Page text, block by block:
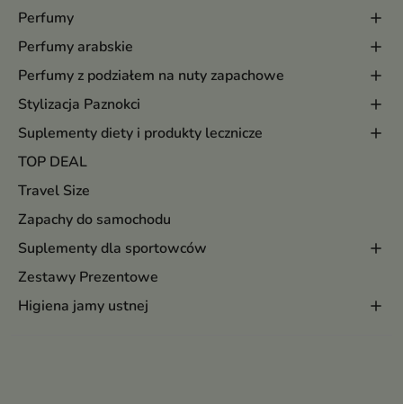
Perfumy
Perfumy arabskie
Perfumy z podziałem na nuty zapachowe
Stylizacja Paznokci
Suplementy diety i produkty lecznicze
TOP DEAL
Travel Size
Zapachy do samochodu
Suplementy dla sportowców
Zestawy Prezentowe
Higiena jamy ustnej